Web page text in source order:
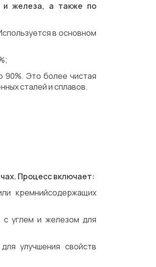
Доставка
и железа, а также по
в основном
90%. Это более чистая
сталей и сплавов.
Процесс включает:
кремнийсодержащих
с углем и железом для
улучшения свойств